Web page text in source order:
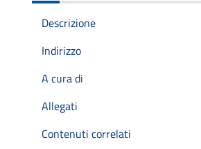
Descrizione
Indirizzo
A cura di
Allegati
Contenuti correlati